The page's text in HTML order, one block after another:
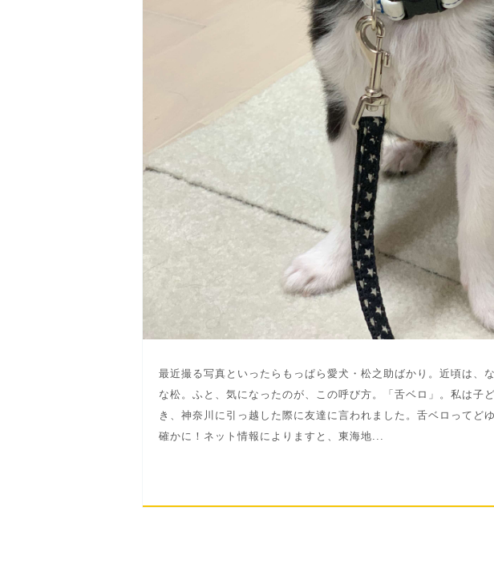
最近撮る写真といったらもっぱら愛犬・松之助ばかり。近頃は、
な松。ふと、気になったのが、この呼び方。「舌ベロ」。私は子
き、神奈川に引っ越した際に友達に言われました。舌ベロってど
確かに！ネット情報によりますと、東海地...